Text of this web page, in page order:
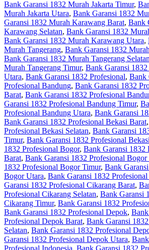
Bank Garansi 1832 Murah Jakarta Timur,
Murah Jakarta Utara, Bank Garansi 1832
Garansi 1832 Murah Karawang Barat, Bank
Karawang Selatan, Bank Garansi 1832
Bank Garansi 1832 Murah Karawang Utara,
Murah Tangerang, Bank Garansi 1832
Bank Garansi 1832 Murah Tangerang Selatan
Murah Tangerang Timur, Bank Garansi
Utara, Bank Garansi 1832 Profesional, Bank
Profesional Bandung, Bank Garansi 1832
Barat, Bank Garansi 1832 Profesional
Garansi 1832 Profesional Bandung Timur,
Profesional Bandung Utara, Bank Garansi
Bank Garansi 1832 Profesional Bekasi Barat,
Profesional Bekasi Selatan, Bank Garansi
Timur, Bank Garansi 1832 Profesional
1832 Profesional Bogor, Bank Garansi 1832
Barat, Bank Garansi 1832 Profesional Bogor
1832 Profesional Bogor Timur, Bank
Bogor Utara, Bank Garansi 1832
Garansi 1832 Profesional Cikarang Barat,
Profesional Cikarang Selatan, Bank Garansi
Cikarang Timur, Bank Garansi 1832
Bank Garansi 1832 Profesional Depok,
Profesional Depok Barat, Bank Garansi
Selatan, Bank Garansi 1832 Profesional
Garansi 1832 Profesional Depok Utara,
Profesional Indonesia, Bank Garansi 1832